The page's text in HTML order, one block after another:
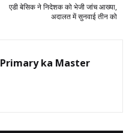
एडी बेसिक ने निदेशक को भेजी जांच आख्या,
अदालत में सुनवाई तीन को
Primary ka Master